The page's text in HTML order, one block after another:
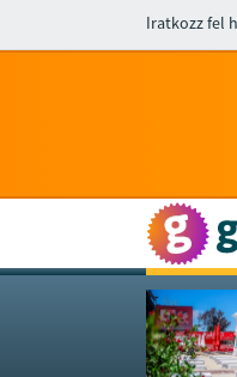
Iratkozz fel